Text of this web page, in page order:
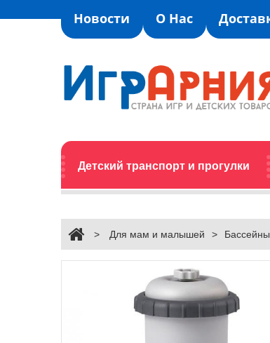
Новости О Нас
Детский транспорт и прогулки
> Для мам и малышей > Бассейны